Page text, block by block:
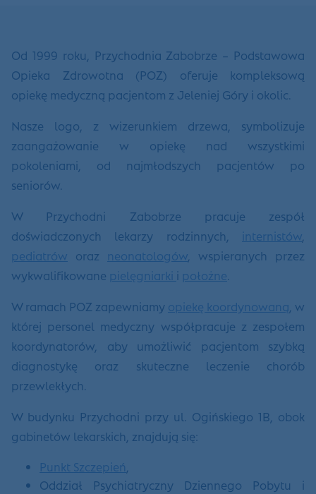
Od 1999 roku, Przychodnia Zabobrze – Podstawowa
Opieka Zdrowotna (POZ) oferuje kompleksową
opiekę medyczną pacjentom z Jeleniej Góry i okolic.
Nasze logo, z wizerunkiem drzewa, symbolizuje
zaangażowanie w opiekę nad wszystkimi
pokoleniami, od najmłodszych pacjentów po
seniorów.
W Przychodni Zabobrze pracuje zespół
doświadczonych lekarzy rodzinnych, internistów
pediatrów oraz neonatologów , wspieranych przez
wykwalifikowane pielęgniarki i położne.
W ramach POZ zapewniamy opiekę koordynowaną , w
której personel medyczny współpracuje z zespołem
koordynatorów, aby umożliwić pacjentom szybką
diagnostykę oraz skuteczne leczenie chorób
przewlekłych.
W budynku Przychodni przy ul. Ogińskiego 1B, obok
gabinetów lekarskich, znajdują się:
Punkt Szczepień
Oddział Psychiatryczny Dziennego Pobytu i